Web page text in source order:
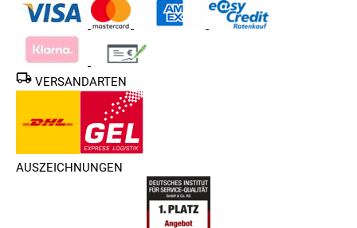
VERSANDARTEN
AUSZEICHNUNGEN